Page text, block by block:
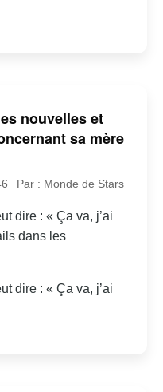
nouvelles et
sa mère
Par : Monde de Stars
dire : « Ça va, j’ai
dans les
dire : « Ça va, j’ai